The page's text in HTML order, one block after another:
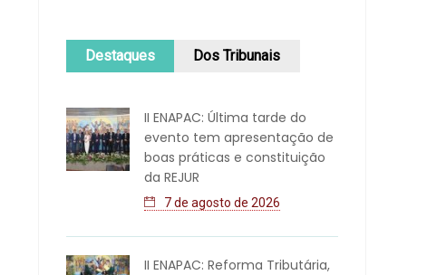
Destaques Dos Tribunais
II ENAPAC: Última tarde do
evento tem apresentação de
boas práticas e constituição
da REJUR
7 de agosto de 2026
II ENAPAC: Reforma Tributária,